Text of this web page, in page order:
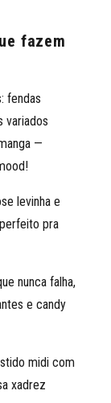
fazem
fendas
variados
—
levinha e
pra
nunca falha,
e candy
midi com
xadrez